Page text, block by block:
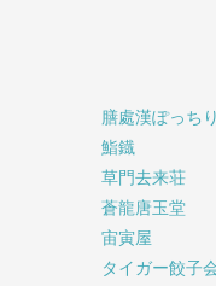
膳處漢ぽっちり
鮨鐡
草門去来荘
蒼龍唐玉堂
宙寅屋
タイガー餃子